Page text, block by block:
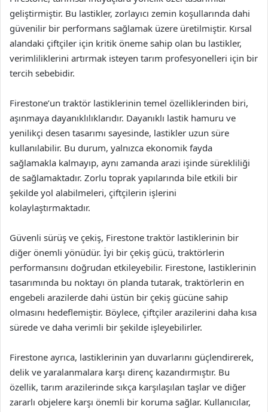
geliştirmiştir. Bu lastikler, zorlayıcı zemin koşullarında dahi
güvenilir bir performans sağlamak üzere üretilmiştir. Kırsal
alandaki çiftçiler için kritik öneme sahip olan bu lastikler,
verimliliklerini artırmak isteyen tarım profesyonelleri için bir
tercih sebebidir.
Firestone’un traktör lastiklerinin temel özelliklerinden biri,
aşınmaya dayanıklılıklarıdır. Dayanıklı lastik hamuru ve
yenilikçi desen tasarımı sayesinde, lastikler uzun süre
kullanılabilir. Bu durum, yalnızca ekonomik fayda
sağlamakla kalmayıp, aynı zamanda arazi işinde sürekliliği
de sağlamaktadır. Zorlu toprak yapılarında bile etkili bir
şekilde yol alabilmeleri, çiftçilerin işlerini
kolaylaştırmaktadır.
Güvenli sürüş ve çekiş, Firestone traktör lastiklerinin bir
diğer önemli yönüdür. İyi bir çekiş gücü, traktörlerin
performansını doğrudan etkileyebilir. Firestone, lastiklerinin
tasarımında bu noktayı ön planda tutarak, traktörlerin en
engebeli arazilerde dahi üstün bir çekiş gücüne sahip
olmasını hedeflemiştir. Böylece, çiftçiler arazilerini daha kısa
sürede ve daha verimli bir şekilde işleyebilirler.
Firestone ayrıca, lastiklerinin yan duvarlarını güçlendirerek,
delik ve yaralanmalara karşı direnç kazandırmıştır. Bu
özellik, tarım arazilerinde sıkça karşılaşılan taşlar ve diğer
zararlı objelere karşı önemli bir koruma sağlar. Kullanıcılar,